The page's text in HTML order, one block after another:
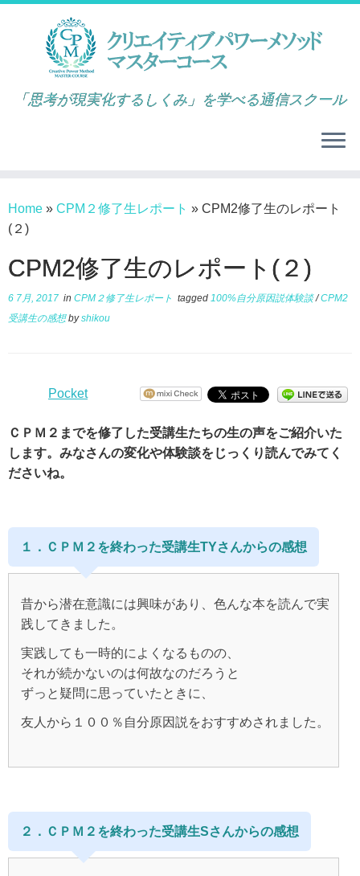
「思考が現実化するしくみ」を学べる通信スクール
Home » CPM２修了生レポート » CPM2修了生のレポート
(２)
CPM2修了生のレポート(２)
6 7月, 2017 in CPM２修了生レポート tagged 100%自分原因説体験談/CPM2
受講生の感想byshikou
Pocket
ＣＰＭ２までを修了した受講生たちの生の声をご紹介いた
します。みなさんの変化や体験談をじっくり読んでみてく
ださいね。
１．ＣＰＭ２を終わった受講生TYさんからの感想
昔から潜在意識には興味があり、色んな本を読んで実
践してきました。
実践しても一時的によくなるものの、
それが続かないのは何故なのだろうと
ずっと疑問に思っていたときに、
友人から１００％自分原因説をおすすめされました。
手に取らずにいたのですが、
２．ＣＰＭ２を終わった受講生Sさんからの感想